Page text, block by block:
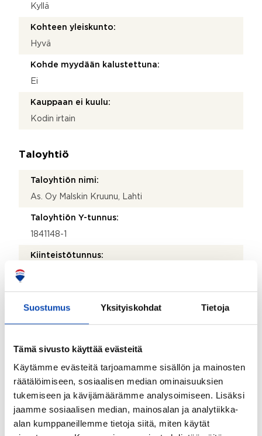
Suostumus Yksityiskohdat Tietoja
Tämä sivusto käyttää evästeitä
Käytämme evästeitä tarjoamamme sisällön ja mainosten
räätälöimiseen, sosiaalisen median ominaisuuksien
tukemiseen ja kävijämäärämme analysoimiseen. Lisäksi
jaamme sosiaalisen median, mainosalan ja analytiikka-
alan kumppaneillemme tietoja siitä, miten käytät
Kyllä
Kohteen yleiskunto:
Hyvä
Kohde myydään kalustettuna:
Ei
Kauppaan ei kuulu:
Kodin irtain
Taloyhtiö
Taloyhtiön nimi:
As. Oy Malskin Kruunu, Lahti
Taloyhtiön Y-tunnus:
1841148-1
Kiinteistötunnus:
Kiinteistönhoidosta vastaa:
Huoltoyhtiö
TotoPro Oy Leenankatu 8, 15610 Lahti 0503202755
Oy
Isännöitsijätoimisto:
REIM Lahti Oy
Isännöitsijän nimi: